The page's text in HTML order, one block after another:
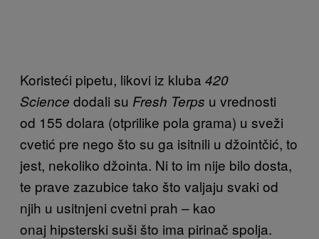
Koristeći pipetu, likovi iz kluba 420
Science dodali su Fresh Terps u vrednosti
od 155 dolara (otprilike pola grama) u sveži
cvetić pre nego što su ga isitnili u džointčić, to
jest, nekoliko džointa. Ni to im nije bilo dosta,
te prave zazubice tako što valjaju svaki od
njih u usitnjeni cvetni prah – kao
onaj hipsterski suši što ima pirinač spolja.